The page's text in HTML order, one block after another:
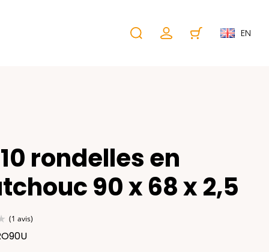
EN
10 rondelles en
90 x 68 x 2,5